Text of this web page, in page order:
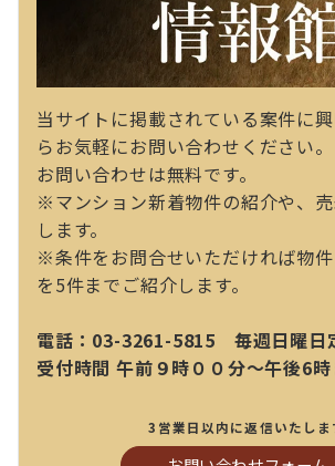
当サイトに掲載されている案件に
らお気軽にお問い合わせください。
お問い合わせは無料です。
※マンション新着物件の紹介や、
します。
※条件をお問合せいただければ物
を5件までご紹介します。
電話：03-3261-5815 毎週日曜日
受付時間 午前９時００分～午後6時
3営業日以内に返信いたしま